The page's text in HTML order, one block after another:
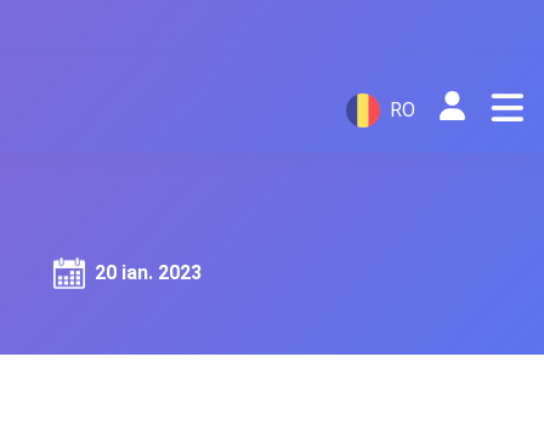
RO
20 ian. 2023